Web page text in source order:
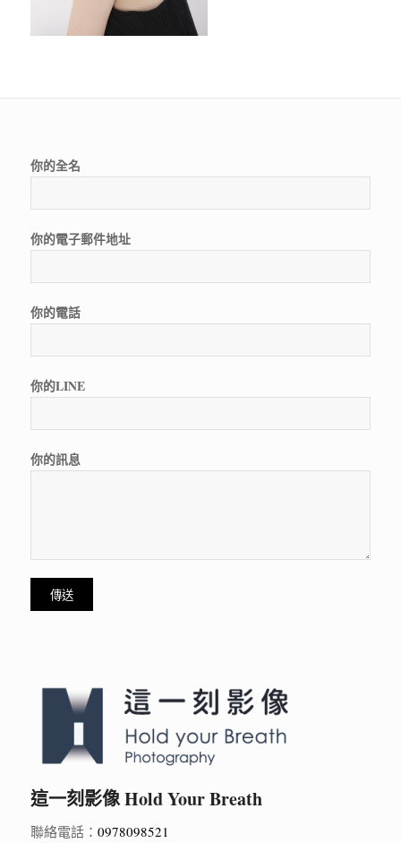
這一刻影像 Hold Your Breath
聯絡電話： 0978098521
你的全名
你的電子郵件地址
你的電話
你的LINE
你的訊息